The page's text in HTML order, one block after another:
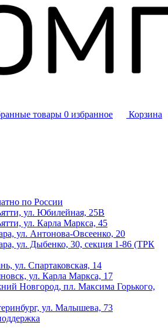
товары 0 избранное
Корзина
по России
ул. Юбилейная, 25В
ул. Карла Маркса, 45
ул. Антонова-Овсеенко, 20
ул. Дыбенко, 30, секция 1-86 (ТРК
ул. Спартаковская, 14
ул. Карла Маркса, 17
Новгород, пл. Максима Горького,
ул. Малышева, 73